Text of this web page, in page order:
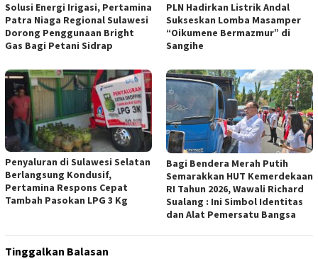
Solusi Energi Irigasi, Pertamina
Patra Niaga Regional Sulawesi
Dorong Penggunaan Bright
Gas Bagi Petani Sidrap
PLN Hadirkan Listrik Andal
Sukseskan Lomba Masamper
“Oikumene Bermazmur” di
Sangihe
Penyaluran di Sulawesi Selatan
Berlangsung Kondusif,
Pertamina Respons Cepat
Tambah Pasokan LPG 3 Kg
Bagi Bendera Merah Putih
Semarakkan HUT Kemerdekaan
RI Tahun 2026, Wawali Richard
Sualang : Ini Simbol Identitas
dan Alat Pemersatu Bangsa
Tinggalkan Balasan